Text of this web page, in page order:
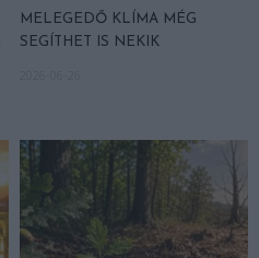
MELEGEDŐ KLÍMA MÉG
SEGÍTHET IS NEKIK